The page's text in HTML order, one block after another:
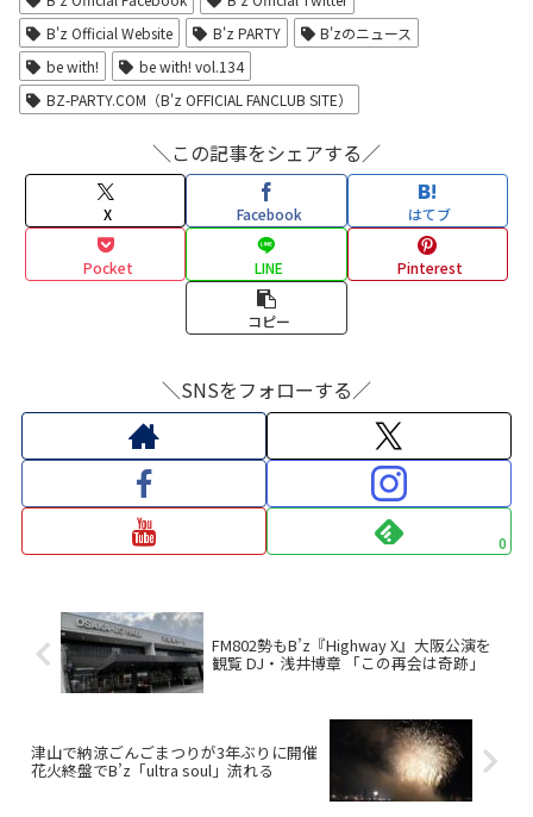
B'z Official Website
B'z PARTY
B'zのニュース
be with!
be with! vol.134
BZ-PARTY.COM（B'z OFFICIAL FANCLUB SITE）
＼この記事をシェアする／
X Facebook はてブ
Pocket LINE Pinterest
コピー
＼SNSをフォローする／
0
FM802勢もB’z『Highway X』大阪公演を
観覧 DJ・浅井博章 「この再会は奇跡」
津山で納涼ごんごまつりが3年ぶりに開催
花火終盤でB’z「ultra soul」流れる